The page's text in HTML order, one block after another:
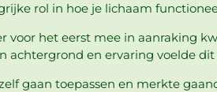
rol in hoe je lichaam
voor het eerst mee in aanraking
achtergrond en ervaring voelde
gaan toepassen en merkte